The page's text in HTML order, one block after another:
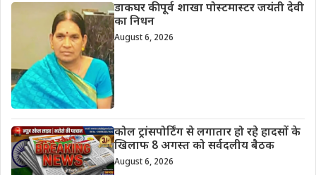
डाकघर की पूर्व शाखा पोस्टमास्टर जयंती देवी
का निधन
August 6, 2026
कोल ट्रांसपोर्टिंग से लगातार हो रहे हादसों के
खिलाफ 8 अगस्त को सर्वदलीय बैठक
August 6, 2026